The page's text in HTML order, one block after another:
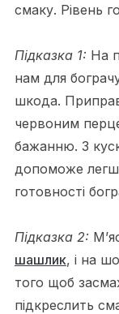
смаку. Рівень
Підказка 1: На
нам для
шкода.
червоним
бажанню. З
допоможе
готовності
Підказка 2:
шашлик, і на
того щоб
підкреслить